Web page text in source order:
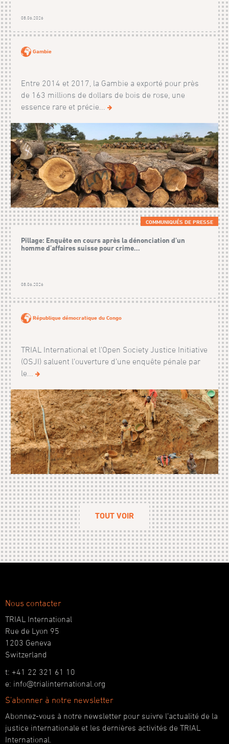
08.06.2026
Gambie
Entre 2014 et 2017, la Gambie a exporté pour près
de 163 millions de dollars de bois de rose, une
essence rare et précie...
COMMUNIQUÉS DE PRESSE
Pillage: Enquête en cours après la dénonciation d’un
homme d’affaires suisse pour crime...
08.06.2026
République démocratique du Congo
TRIAL International et l'Open Society Justice Initiative
(OSJI) saluent l’ouverture d’une enquête pénale par
le...
TOUT VOIR
Nous contacter
TRIAL International
Rue de Lyon 95
1203 Geneva
Switzerland
t: +41 22 321 61 10
e: info@trialinternational.org
S'abonner à notre newsletter
Abonnez-vous à notre newsletter pour suivre l’actualité de la
justice internationale et les dernières activités de TRIAL
International.